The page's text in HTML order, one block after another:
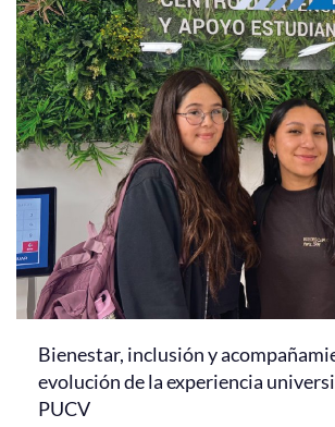
Bienestar, inclusión y
evolución de la experiencia
PUCV